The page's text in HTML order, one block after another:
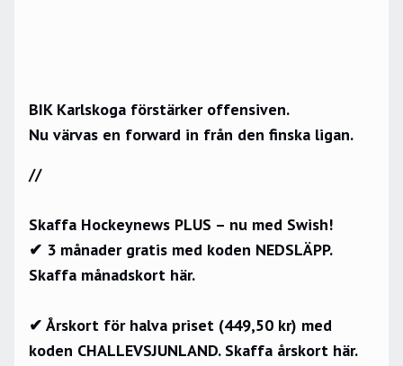
BIK Karlskoga förstärker offensiven.
Nu värvas en forward in från den finska ligan.
//
Skaffa Hockeynews PLUS – nu med Swish!
✔ 3 månader gratis med koden NEDSLÄPP.
Skaffa månadskort här.
✔ Årskort för halva priset (449,50 kr) med
koden CHALLEVSJUNLAND. Skaffa årskort här.